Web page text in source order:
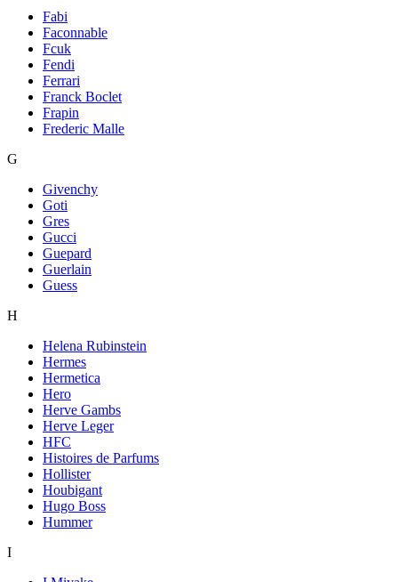
Fabi
Faconnable
Fcuk
Fendi
Ferrari
Franck Boclet
Frapin
Frederic Malle
G
Givenchy
Goti
Gres
Gucci
Guepard
Guerlain
Guess
H
Helena Rubinstein
Hermes
Hermetica
Hero
Herve Gambs
Herve Leger
HFC
Histoires de Parfums
Hollister
Houbigant
Hugo Boss
Hummer
I